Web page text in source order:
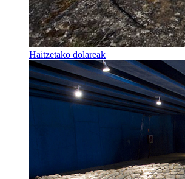
Haitzetako dolareak